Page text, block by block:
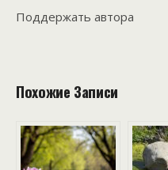
Поддержать автора
Похожие Записи